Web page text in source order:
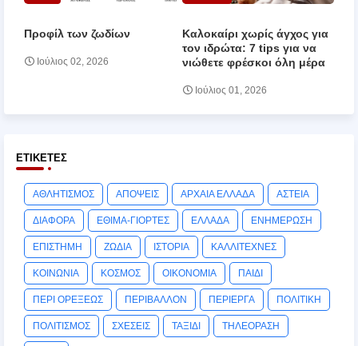
Προφίλ των ζωδίων
Ιούλιος 02, 2026
Καλοκαίρι χωρίς άγχος για
τον ιδρώτα: 7 tips για να
νιώθετε φρέσκοι όλη μέρα
Ιούλιος 01, 2026
ΕΤΙΚΈΤΕΣ
ΑΘΛΗΤΙΣΜΟΣ ΑΠΟΨΕΙΣ ΑΡΧΑΙΑ ΕΛΛΑΔΑ ΑΣΤΕΙΑ
ΔΙΑΦΟΡΑ ΕΘΙΜΑ-ΓΙΟΡΤΕΣ ΕΛΛΑΔΑ ΕΝΗΜΕΡΩΣΗ
ΕΠΙΣΤΗΜΗ ΖΩΔΙΑ ΙΣΤΟΡΙΑ ΚΑΛΛΙΤΕΧΝΕΣ
ΚΟΙΝΩΝΙΑ ΚΟΣΜΟΣ ΟΙΚΟΝΟΜΙΑ ΠΑΙΔΙ
ΠΕΡΙ ΟΡΕΞΕΩΣ ΠΕΡΙΒΑΛΛΟΝ ΠΕΡΙΕΡΓΑ ΠΟΛΙΤΙΚΗ
ΠΟΛΙΤΙΣΜΟΣ ΣΧΕΣΕΙΣ ΤΑΞΙΔΙ ΤΗΛΕΟΡΑΣΗ